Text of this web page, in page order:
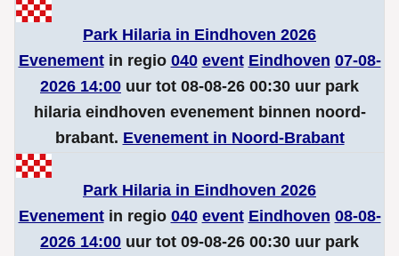
Park Hilaria in Eindhoven 2026
Evenementin regio 040 event Eindhoven 07-08-
2026 14:00 uur tot 08-08-26 00:30 uur park
hilaria eindhoven evenement binnen noord-
brabant. Evenement in Noord-Brabant
Park Hilaria in Eindhoven 2026
Evenementin regio 040 event Eindhoven 08-08-
2026 14:00 uur tot 09-08-26 00:30 uur park